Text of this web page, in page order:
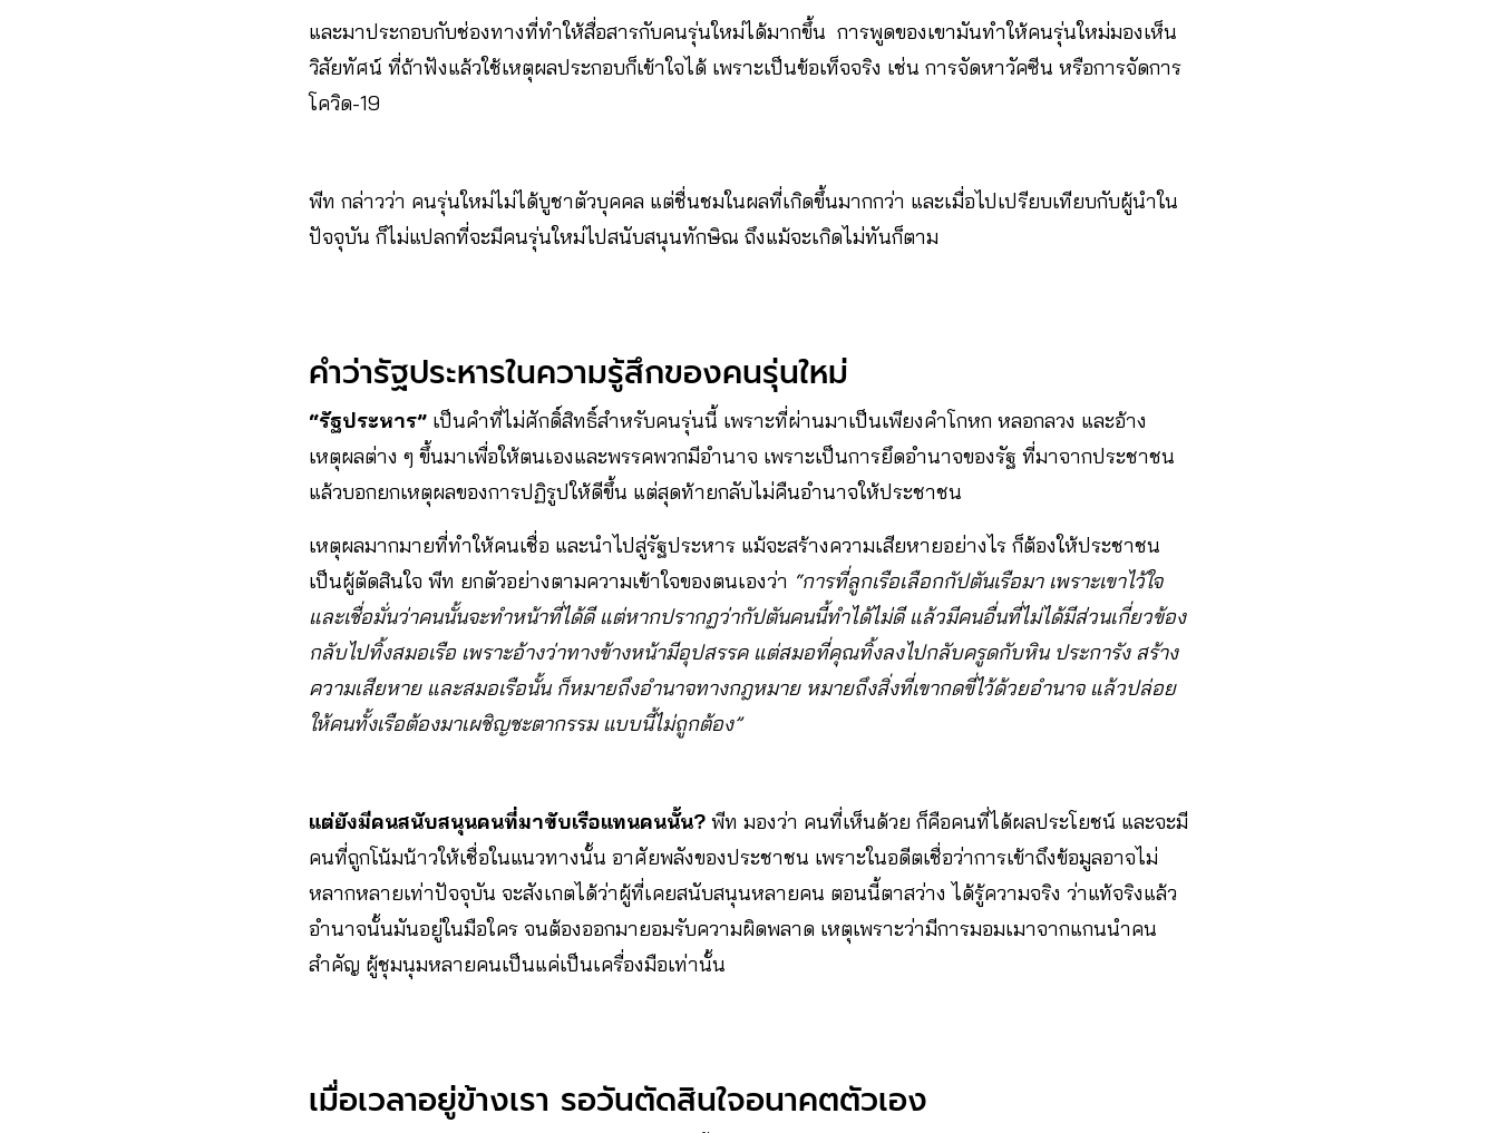
และมาประกอบกับช่องทางที่ทำให้สื่อสารกับคนรุ่นใหม่ได้มากขึ้น การพูดของเขามันทำให้คนรุ่นใหม่มองเห็น
วิสัยทัศน์ ที่ถ้าฟังแล้วใช้เหตุผลประกอบก็เข้าใจได้ เพราะเป็นข้อเท็จจริง เช่น การจัดหาวัคซีน หรือการจัดการ
โควิด-19
พีท กล่าวว่า คนรุ่นใหม่ไม่ได้บูชาตัวบุคคล แต่ชื่นชมในผลที่เกิดขึ้นมากกว่า และเมื่อไปเปรียบเทียบกับผู้นำใน
ปัจจุบัน ก็ไม่แปลกที่จะมีคนรุ่นใหม่ไปสนับสนุนทักษิณ ถึงแม้จะเกิดไม่ทันก็ตาม
คำว่ารัฐประหารในความรู้สึกของคนรุ่นใหม่
“รัฐประหาร” เป็นคำที่ไม่ศักดิ์สิทธิ์สำหรับคนรุ่นนี้ เพราะที่ผ่านมาเป็นเพียงคำโกหก หลอกลวง และอ้าง
เหตุผลต่าง ๆ ขึ้นมาเพื่อให้ตนเองและพรรคพวกมีอำนาจ เพราะเป็นการยึดอำนาจของรัฐ ที่มาจากประชาชน
แล้วบอกยกเหตุผลของการปฏิรูปให้ดีขึ้น แต่สุดท้ายกลับไม่คืนอำนาจให้ประชาชน
เหตุผลมากมายที่ทำให้คนเชื่อ และนำไปสู่รัฐประหาร แม้จะสร้างความเสียหายอย่างไร ก็ต้องให้ประชาชน
เป็นผู้ตัดสินใจ พีท ยกตัวอย่างตามความเข้าใจของตนเองว่า “การที่ลูกเรือเลือกกัปตันเรือมา เพราะเขาไว้ใจ
และเชื่อมั่นว่าคนนั้นจะทำหน้าที่ได้ดี แต่หากปรากฏว่ากัปตันคนนี้ทำได้ไม่ดี แล้วมีคนอื่นที่ไม่ได้มีส่วนเกี่ยวข้อง
กลับไปทิ้งสมอเรือ เพราะอ้างว่าทางข้างหน้ามีอุปสรรค แต่สมอที่คุณทิ้งลงไปกลับครูดกับหิน ประการัง สร้าง
ความเสียหาย และสมอเรือนั้น ก็หมายถึงอำนาจทางกฎหมาย หมายถึงสิ่งที่เขากดขี่ไว้ด้วยอำนาจ แล้วปล่อย
ให้คนทั้งเรือต้องมาเผชิญชะตากรรม แบบนี้ไม่ถูกต้อง”
แต่ยังมีคนสนับสนุนคนที่มาขับเรือแทนคนนั้น? พีท มองว่า คนที่เห็นด้วย ก็คือคนที่ได้ผลประโยชน์ และจะมี
คนที่ถูกโน้มน้าวให้เชื่อในแนวทางนั้น อาศัยพลังของประชาชน เพราะในอดีตเชื่อว่าการเข้าถึงข้อมูลอาจไม่
หลากหลายเท่าปัจจุบัน จะสังเกตได้ว่าผู้ที่เคยสนับสนุนหลายคน ตอนนี้ตาสว่าง ได้รู้ความจริง ว่าแท้จริงแล้ว
อำนาจนั้นมันอยู่ในมือใคร จนต้องออกมายอมรับความผิดพลาด เหตุเพราะว่ามีการมอมเมาจากแกนนำคน
สำคัญ ผู้ชุมนุมหลายคนเป็นแค่เป็นเครื่องมือเท่านั้น
เมื่อเวลาอยู่ข้างเรา รอวันตัดสินใจอนาคตตัวเอง